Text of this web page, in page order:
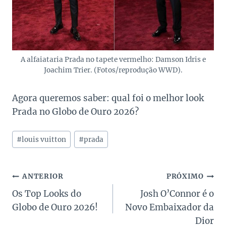
A alfaiataria Prada no tapete vermelho: Damson Idris e
Joachim Trier. (Fotos/reprodução WWD).
Agora queremos saber: qual foi o melhor look
Prada no Globo de Ouro 2026?
Tags
do
#louis vuitton #prada
Navegação
de
ANTERIOR
Os Top Looks do
Globo de Ouro 2026!
PRÓXIMO
Josh O’Connor é o
Novo Embaixador da
Dior